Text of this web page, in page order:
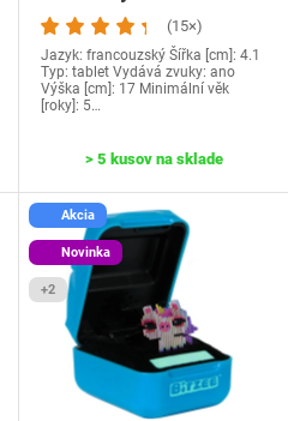
(15×)
Jazyk: francouzský Šířka [cm]: 4.1
Typ: tablet Vydává zvuky: ano
Výška [cm]: 17 Minimální věk
[roky]: 5…
> 5 kusov na sklade
Akcia
Novinka
+2